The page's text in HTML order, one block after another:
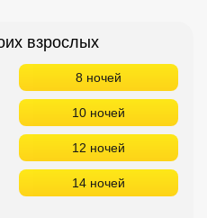
взрослых
8 ночей
10 ночей
12 ночей
14 ночей